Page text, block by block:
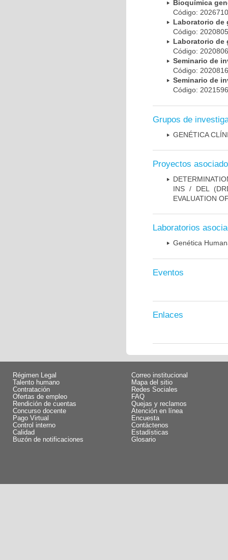
Bioquímica
Código:
Laboratorio de
Código:
Laboratorio de
Código:
Seminario de
Código:
Seminario de
Código:
Grupos de
GENÉTICA
Proyectos
INS / DEL
EVALUATION
Laboratorios
Genética
Eventos
Enlaces
Régimen Legal
Talento humano
Contratación
Ofertas de empleo
Rendición de cuentas
Concurso docente
Pago Virtual
Control interno
Calidad
Buzón de notificaciones
Correo institucional
Mapa del sitio
Redes Sociales
FAQ
Quejas y reclamos
Atención en línea
Encuesta
Contáctenos
Estadísticas
Glosario